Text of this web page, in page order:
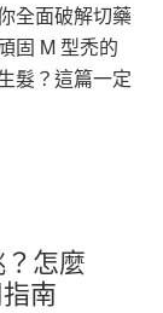
全面破解切藥
固 M 型禿的
髮？這篇一定
？怎麼
南